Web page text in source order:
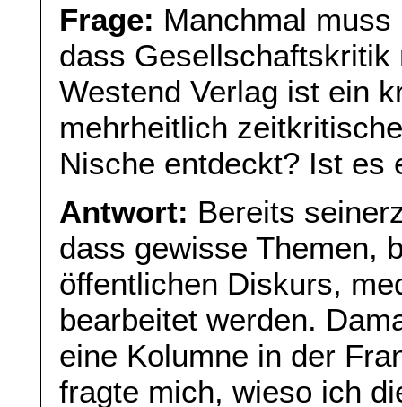
Frage: Manchmal
dass
Westend Verlag ist ein
mehrheitlich
Nische entdeckt? Ist es
Antwort: Bereits
dass gewisse Themen,
öffentlichen Diskurs,
bearbeitet werden.
eine Kolumne in der
fragte mich, wieso ich